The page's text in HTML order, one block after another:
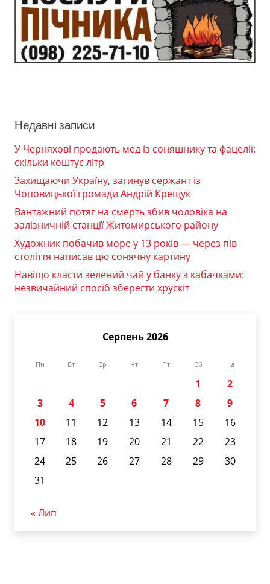
Недавні записи
У Черняхові продають мед із соняшнику та фацелії:
скільки коштує літр
Захищаючи Україну, загинув сержант із
Чоповицької громади Андрій Крещук
Вантажний потяг на смерть збив чоловіка на
залізничній станції Житомирського району
Художник побачив море у 13 років — через пів
століття написав цю сонячну картину
Навіщо класти зелений чай у банку з кабачками:
незвичайний спосіб зберегти хрускіт
Серпень 2026
Пн Вт Ср Чт Пт Сб Нд
1
2
3
4 5 6 7 8
9
10
11 12 13 14 15
16
17
18 19 20 21 22
23
24
25 26 27 28 29
30
31
« Лип